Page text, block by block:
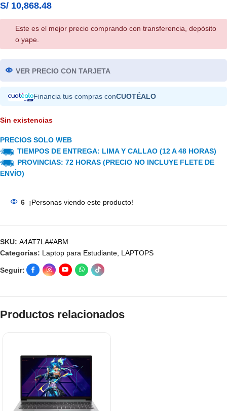
S/ 10,868.48
Este es el mejor precio comprando con transferencia, depósito
o yape.
VER PRECIO CON TARJETA
Financia tus compras conCUOTÉALO
Sin existencias
PRECIOS SOLO WEB
TIEMPOS DE ENTREGA: LIMA Y CALLAO (12 A 48 HORAS)
PROVINCIAS: 72 HORAS (PRECIO NO INCLUYE FLETE DE
ENVÍO)
6 ¡Personas viendo este producto!
SKU: A4AT7LA#ABM
Categorías: Laptop para Estudiante, LAPTOPS
Seguir:
Productos relacionados